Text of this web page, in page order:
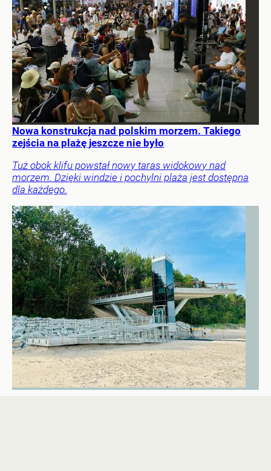
Nowa konstrukcja nad polskim morzem. Takiego
zejścia na plażę jeszcze nie było
Tuż obok klifu powstał nowy taras widokowy nad
morzem. Dzięki windzie i pochylni plaża jest dostępna
dla każdego.